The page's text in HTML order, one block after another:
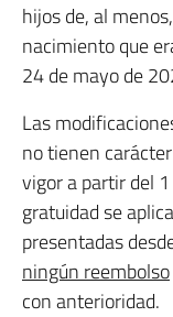
hijos de, al
nacimiento que
24 de mayo de
Las
no tienen
vigor a partir del
gratuidad se
presentadas
ningún reembolso
con anterioridad.